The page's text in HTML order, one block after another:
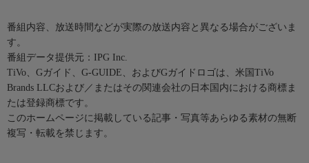
番組内容、放送時間などが実際の放送内容と異なる場合がございま
す。
番組データ提供元：IPG Inc.
TiVo、Gガイド、G-GUIDE、およびGガイドロゴは、米国TiVo
Brands LLCおよび／またはその関連会社の日本国内における商標ま
たは登録商標です。
このホームページに掲載している記事・写真等あらゆる素材の無断
複写・転載を禁じます。